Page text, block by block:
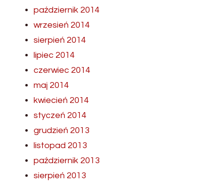
październik 2014
wrzesień 2014
sierpień 2014
lipiec 2014
czerwiec 2014
maj 2014
kwiecień 2014
styczeń 2014
grudzień 2013
listopad 2013
październik 2013
sierpień 2013